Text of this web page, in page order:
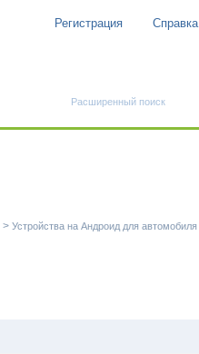
Регистрация Справка
Расширенный поиск
> Устройства на Андроид для автомобиля